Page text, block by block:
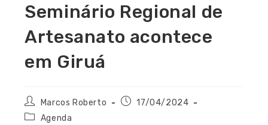
Seminário Regional de
Artesanato acontece
em Giruá
Marcos Roberto
17/04/2024
Agenda